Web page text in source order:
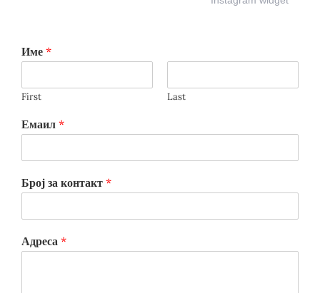
Име *
First Last
Емаил *
Број за контакт *
Адреса *